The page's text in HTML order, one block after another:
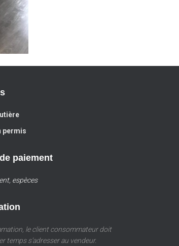
permis
paiement
espèces
le client consommateur doit
temps s’adresser au vendeur.